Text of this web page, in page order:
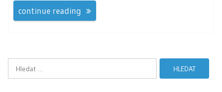
continue reading